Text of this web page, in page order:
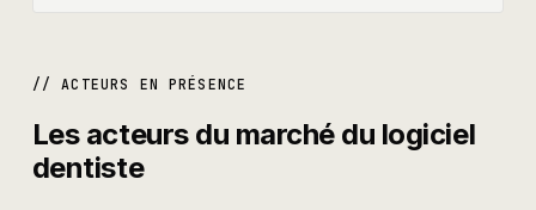
// ACTEURS EN PRÉSENCE
Les acteurs du marché du logiciel
dentiste